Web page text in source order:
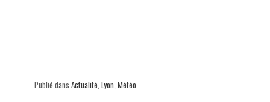
Publié dans Actualité Lyon Météo